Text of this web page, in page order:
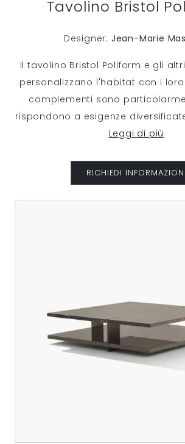
Tavolino Bristol
Designer: Jean-Marie
Il tavolino Bristol Poliform e gli
personalizzano l'habitat con i
complementi sono
rispondono a esigenze
Leggi di più
RICHIEDI INFORMAZIONI